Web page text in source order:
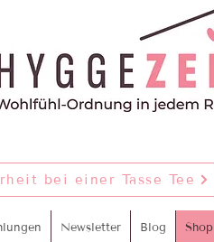
bei einer Tasse Tee
Newsletter Blog Shop